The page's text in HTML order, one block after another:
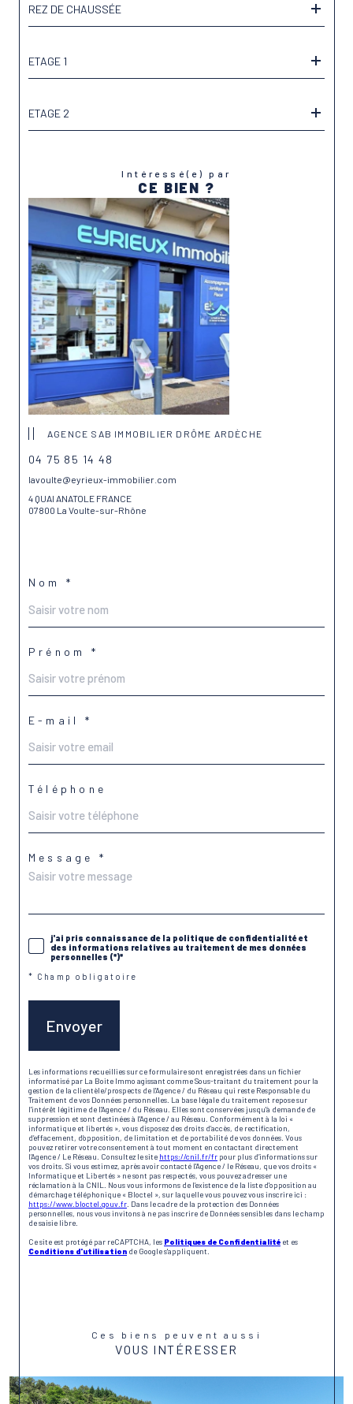
REZ DE CHAUSSÉE
ETAGE 1
ETAGE 2
Intéressé(e) par
CE BIEN ?
AGENCE SAB IMMOBILIER DRÔME ARDÈCHE
04 75 85 14 48
lavoulte@eyrieux-immobilier.com
4 QUAI ANATOLE FRANCE
07800 La Voulte-sur-Rhône
Nom *
Prénom *
E-mail *
Téléphone
Message *
j'ai pris connaissance de la politique de confidentialité et
des informations relatives au traitement de mes données
personnelles (*)*
* Champ obligatoire
Envoyer
Les informations recueillies sur ce formulaire sont enregistrées dans un fichier
informatisé par La Boite Immo agissant comme Sous-traitant du traitement pour la
gestion de la clientèle/prospects de l'Agence / du Réseau qui reste Responsable du
Traitement de vos Données personnelles. La base légale du traitement repose sur
l'intérêt légitime de l'Agence / du Réseau. Elles sont conservées jusqu'à demande de
suppression et sont destinées à l'Agence / au Réseau. Conformément à la loi «
informatique et libertés », vous disposez des droits d’accès, de rectification,
d’effacement, d’opposition, de limitation et de portabilité de vos données. Vous
pouvez retirer votre consentement à tout moment en contactant directement
l’Agence / Le Réseau. Consultez le site https://cnil.fr/fr pour plus d’informations sur
vos droits. Si vous estimez, après avoir contacté l'Agence / le Réseau, que vos droits «
Informatique et Libertés » ne sont pas respectés, vous pouvez adresser une
réclamation à la CNIL. Nous vous informons de l’existence de la liste d'opposition au
démarchage téléphonique « Bloctel », sur laquelle vous pouvez vous inscrire ici :
https://www.bloctel.gouv.fr . Dans le cadre de la protection des Données
personnelles, nous vous invitons à ne pas inscrire de Données sensibles dans le champ
de saisie libre.
Ce site est protégé par reCAPTCHA, les Politiques de Confidentialité et es
Conditions d'utilisation de Google s'appliquent.
Ces biens peuvent aussi
VOUS INTÉRESSER